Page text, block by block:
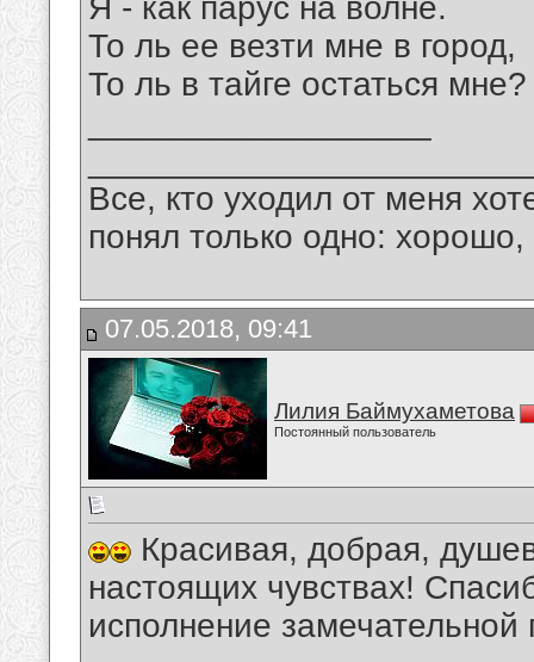
Я - как парус на волне.
То ль ее везти мне в город,
То ль в тайге остаться мне?
Все, кто уходил от меня
понял только одно:
07.05.2018, 09:41
Лилия Баймухаметова
Постоянный пользователь
Красивая, добрая,
настоящих чувствах!
исполнение